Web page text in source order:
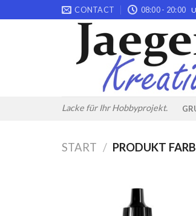
to
CONTACT 08:00 - 20:00
Lacke für Ihr Hobbyprojekt.
START / PRODUKT